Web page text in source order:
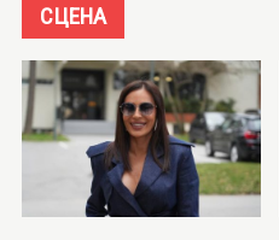
СЦЕНА